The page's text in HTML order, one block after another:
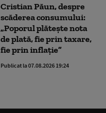
Cristian Păun, despre
scăderea consumului:
„Poporul plătește nota
de plată, fie prin taxare,
fie prin inflație”
Publicat la 07.08.2026 19:24